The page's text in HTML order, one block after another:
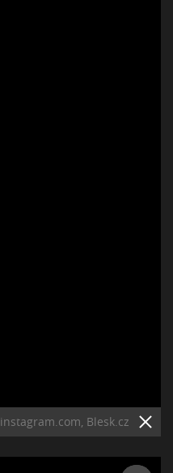
instagram.com, Blesk.cz